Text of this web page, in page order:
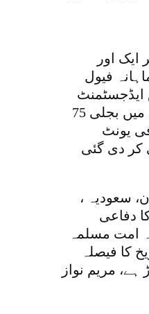
ایک اور
فیول
ایڈجسٹمنٹ
کی مد میں بجلی 75
یونٹ
کر دی گئی
سعودیہ ،
دفاعی
امت مسلمہ
کا فیصلہ
ہے، مریم نواز